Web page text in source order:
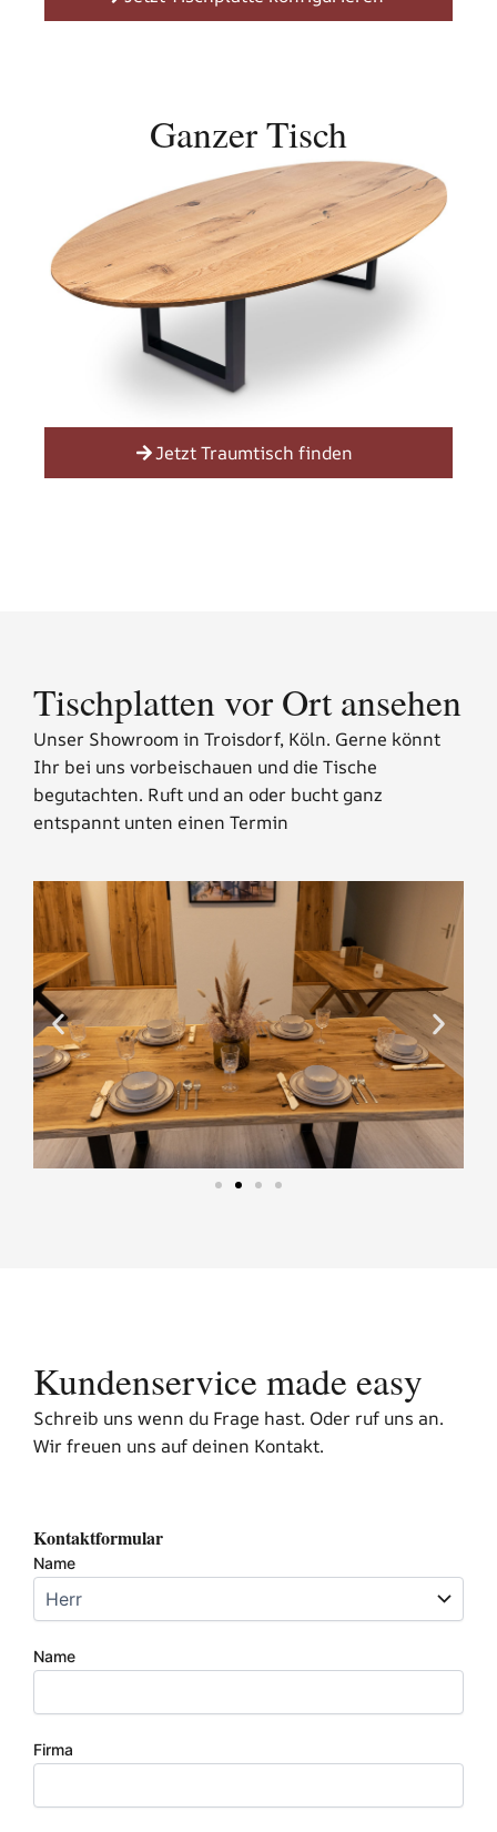
Ganzer Tisch
Jetzt Traumtisch finden
Tischplatten vor Ort ansehen
Unser Showroom in Troisdorf, Köln. Gerne könnt
Ihr bei uns vorbeischauen und die Tische
begutachten. Ruft und an oder bucht ganz
entspannt unten einen Termin
Kundenservice made easy
Schreib uns wenn du Frage hast. Oder ruf uns an.
Wir freuen uns auf deinen Kontakt.
Kontaktformular
Name
Name
Firma